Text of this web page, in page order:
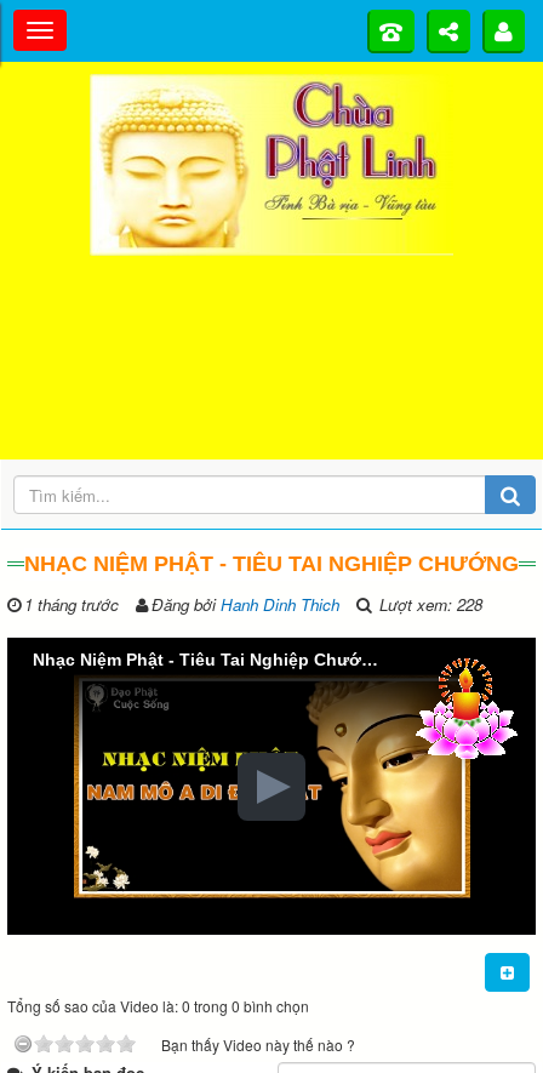
NHẠC NIỆM PHẬT - TIÊU TAI NGHIỆP CHƯỚNG
1 tháng trước Đăng bởiHanh Dinh Thich Lượt xem: 228
Nhạc Niệm Phật - Tiêu Tai Nghiệp Chướng
Tổng số sao của Video là: 0 trong 0 bình chọn
Bạn thấy Video này thế nào ?